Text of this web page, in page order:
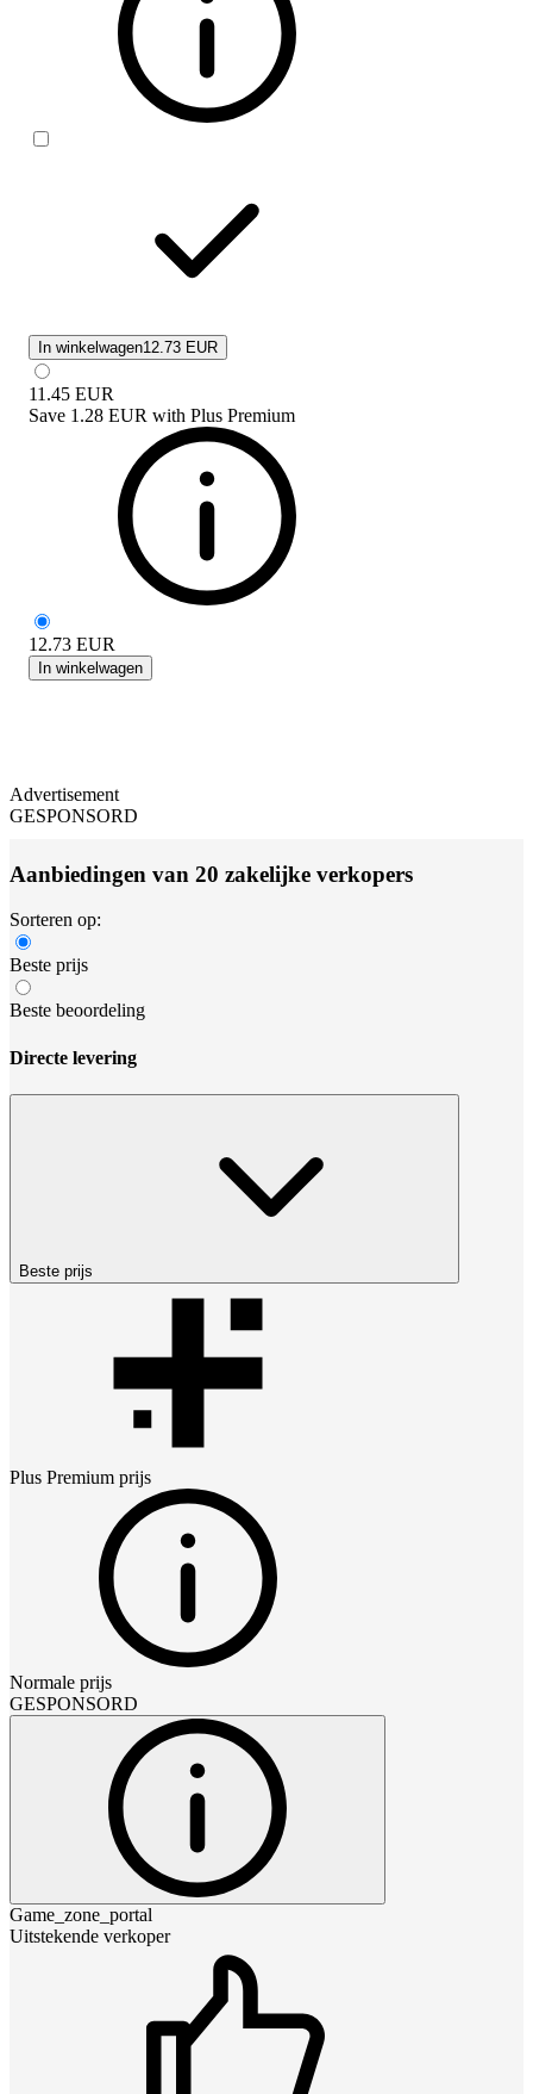
In winkelwagen12.73 EUR
11.45 EUR
Save 1.28 EUR with Plus Premium
12.73 EUR
In winkelwagen
Advertisement
GESPONSORD
Aanbiedingen van 20 zakelijke verkopers
Sorteren op:
Beste prijs
Beste beoordeling
Directe levering
Beste prijs
Plus Premium prijs
Normale prijs
GESPONSORD
Game_zone_portal
Uitstekende verkoper